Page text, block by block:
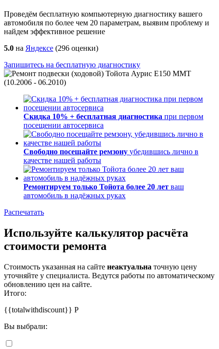
Проведём бесплатную компьютерную диагностику вашего
автомобиля по более чем 20 параметрам, выявим проблему и
найдем эффективное решение
5.0 на Яндексе (296 оценки)
Запишитесь на бесплатную диагностику
Скидка 10% + бесплатная диагностика при первом
посещении автосервиса
Свободно посещайте ремзону убедившись лично в
качестве нашей работы
Ремонтируем только Тойота более 20 лет ваш
автомобиль в надёжных руках
Распечатать
Используйте калькулятор расчёта
стоимости ремонта
Стоимость указанная на сайте неактуальна точную цену
уточняйте у специалиста. Ведутся работы по автоматическому
обновлению цен на сайте.
Итого:
{{totalwithdiscount}} Р
Вы выбрали: